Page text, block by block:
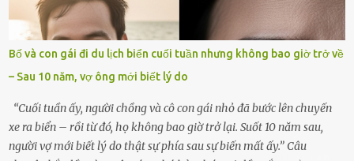
ngày giỗ đầu tiên của vợ, 49 ngày sau khi cô ấy rời xa tôi mãi
mãi.Buổi sáng hôm đó, sau khi cúng cơm xong, tôi quyết định lên
sắp xếp lại bàn thờ vợ. Mọi thứ vẫn như mọi ngày, nhưng có điều gì
đó kỳ lạ mà tôi không thể giải thích được. Trong khoảnh khắc tôi
cúi xuống lau chùi bát hương, một luồng gió lạ thoáng qua, khiến
tôi giật mình. Và rồi, một chuyện kinh...
Bố và con gái đi du lịch biển cuối tuần nhưng không bao giờ trở về
– Sau 10 năm, vợ ông mới biết lý do
“Cuối tuần ấy, người chồng và cô con gái nhỏ đã bước lên chuyến
xe ra biển – rồi từ đó, họ không bao giờ trở lại. Suốt 10 năm sau,
người vợ mới biết lý do thật sự phía sau sự biến mất ấy.” Câu